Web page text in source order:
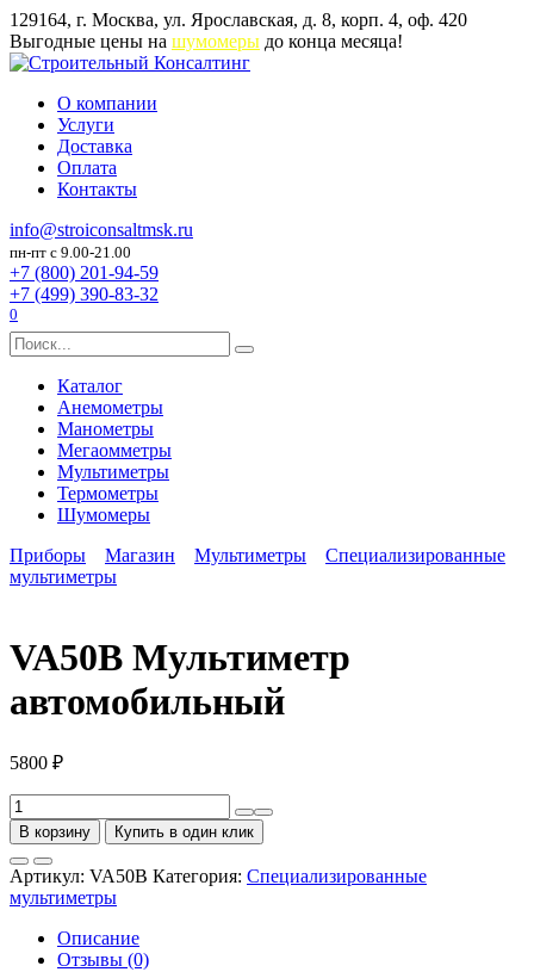
Перейти
к
содержанию
129164, г. Москва, ул. Ярославская, д. 8, корп. 4, оф. 420
Выгодные цены на шумомеры до конца месяца!
О компании
Услуги
Доставка
Оплата
Контакты
info@stroiconsaltmsk.ru
пн-пт с 9.00-21.00
+7 (800) 201-94-59
+7 (499) 390-83-32
0
Search
for:
Каталог
Анемометры
Манометры
Мегаомметры
Мультиметры
Термометры
Шумомеры
Приборы
Магазин Мультиметры
Специализированные
мультиметры
VA50B Мультиметр
автомобильный
5800 ₽
Количество
товара
VA50B
Мультиметр
автомобильный
В корзину Купить в один клик
Артикул: VA50B Категория: Специализированные
мультиметры
Описание
Отзывы (0)